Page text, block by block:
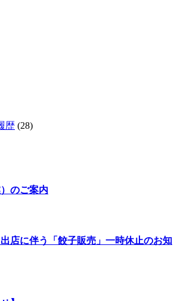
歴 (28)
のご案内
出店に伴う「餃子販売」一時休止のお知